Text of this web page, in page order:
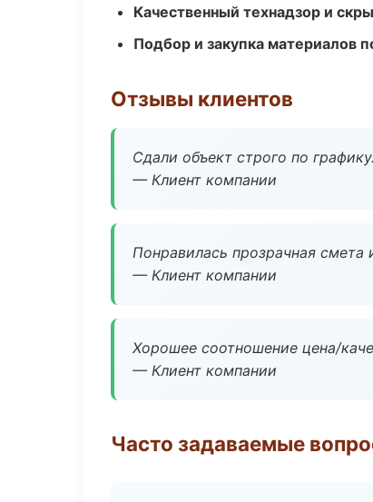
Качественный технадзор и
Подбор и закупка материалов
Отзывы клиентов
Сдали объект строго по
— Клиент компании
Понравилась прозрачная смета
— Клиент компании
Хорошее соотношение цена/
— Клиент компании
Часто задаваемые